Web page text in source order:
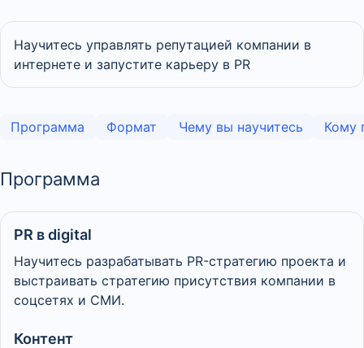
Научитесь управлять репутацией компании в
интернете и запустите карьеру в PR
Программа Формат Чему вы научитесь Кому
Программа
PR в digital
Научитесь разрабатывать PR-стратегию проекта и
выстраивать стратегию присутствия компании в
соцсетях и СМИ.
Контент